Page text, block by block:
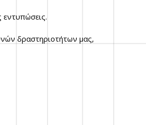
εντυπώσεις.
δραστηριοτήτων μας,